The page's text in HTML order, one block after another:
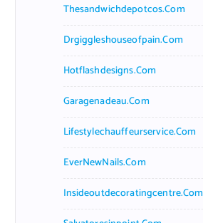
Thesandwichdepotcos.com
Drgiggleshouseofpain.com
Hotflashdesigns.com
Garagenadeau.com
Lifestylechauffeurservice.com
EverNewNails.com
Insideoutdecoratingcentre.com